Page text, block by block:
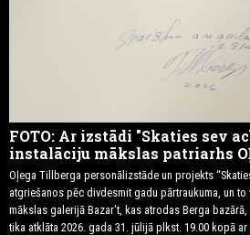
FOTO: Ar izstādi "Skaties sev
instalāciju mākslas patriarhs
Oļega Tillberga personālizstāde un projekts
atgriešanos pēc divdesmit gadu pārtraukuma, un
mākslas galerijā Bazar't, kas atrodas Berga
tika atklāta 2026. gada 31. jūlijā plkst. 19.00 kopā